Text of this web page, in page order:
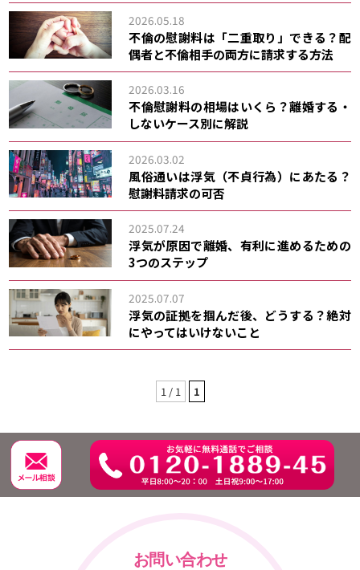
2026.05.18
不倫の慰謝料は「二重取り」できる？配
偶者と不倫相手の両方に請求する方法
2026.03.16
不倫慰謝料の相場はいくら？離婚する・
しないケース別に解説
2026.03.02
風俗通いは浮気（不貞行為）にあたる？
慰謝料請求の可否
2025.07.24
浮気が原因で離婚、有利に進めるための
3つのステップ
2025.07.07
浮気の証拠を掴んだ後、どうする？絶対
にやってはいけないこと
1 / 1 1
お問い合わせ